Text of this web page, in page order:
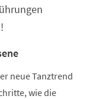
neue Tanztrend
wie die